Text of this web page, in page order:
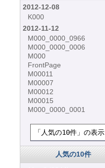
2012-12-08
K000
2012-11-12
M000_0000_0966
M000_0000_0006
M000
FrontPage
M00011
M00007
M00012
M00015
M000_0000_0001
「人気の10件」の表示
人気の10件